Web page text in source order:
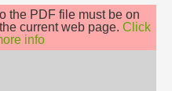
the PDF file must be on
current web page. Click
info